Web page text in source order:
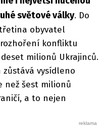
světové války. Do
obyvatel
konfliktu
milionů Ukrajinců.
vysídleno
než šest milionů
a to nejen